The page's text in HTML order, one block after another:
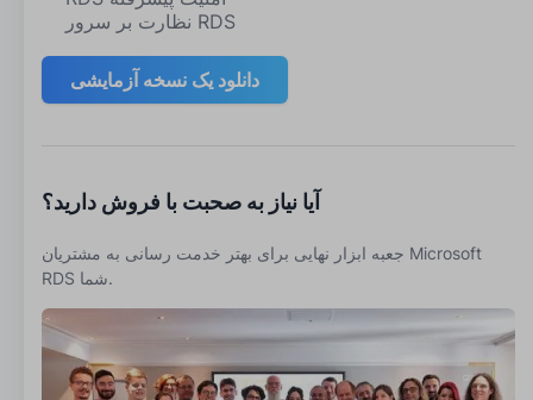
نظارت بر سرور RDS
دانلود یک نسخه آزمایشی
آیا نیاز به صحبت با فروش دارید؟
جعبه ابزار نهایی برای بهتر خدمت رسانی به مشتریان Microsoft
RDS شما.